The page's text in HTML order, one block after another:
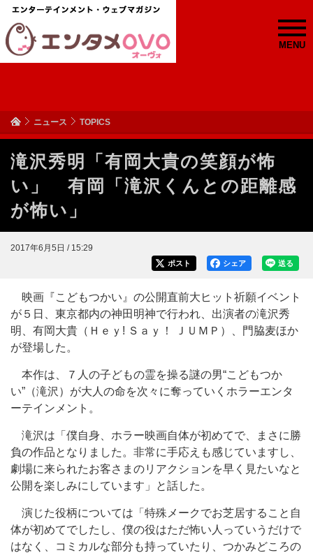
MENU
ニュース TOPICS
滝沢秀明「有岡大貴の笑顔が怖
い」 有岡「滝沢くんとの距離感
が怖い」
2017年6月5日 / 15:29
送る
シェア
ポスト
映画『こどもつかい』の公開直前大ヒット祈願イベント
が５日、東京都内の神田明神で行われ、出演者の滝沢秀
明、有岡大貴（Ｈｅｙ! Ｓａｙ！ ＪＵＭＰ）、門脇麦ほか
が登場した。
本作は、７人の子どもの霊を操る謎の男“こどもつか
い”（滝沢）が大人の命を次々に奪っていくホラーエンタ
ーテインメント。
滝沢は「僕自身、ホラー映画自体が初めてで、まさに勝
負の作品となりました。非常に手応えも感じていますし、
劇場に来られたお客さまのリアクションを早く見たいなと
公開を楽しみにしています」と話した。
演じた役柄については「特殊メークでお芝居すること自
体が初めてでしたし、僕の役はただ怖い人っていうだけで
はなく、コミカルな部分も持っていたり、つかみどころの